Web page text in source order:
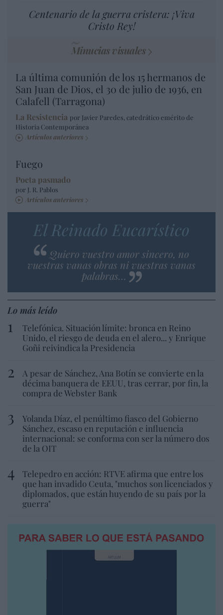
Centenario de la guerra cristera: ¡Viva
Cristo Rey!
Minucias visuales
La última comunión de los 15 hermanos de
San Juan de Dios, el 30 de julio de 1936, en
Calafell (Tarragona)
La Resistencia por Javier Paredes, catedrático emérito de
Historia Contemporánea
Artículos anteriores
Fuego
Poeta pasmado
por J. R. Pablos
Artículos anteriores
El Reinado Eucarístico
Quiero vuestro amor sincero, no
vuestras vanas obras ni vuestras vanas
palabras…
Lo más leído
Telefónica. Situación límite: bronca en Reino
Unido, el riesgo de deuda en el alero... y Enrique
Goñi reivindica la Presidencia
A pesar de Sánchez, Ana Botín se convierte en la
décima banquera de EEUU, tras cerrar, por fin, la
compra de Webster Bank
Yolanda Díaz, el penúltimo fiasco del Gobierno
Sánchez, escaso en reputación e influencia
internacional: se conforma con ser la número dos
de la OIT
Telepedro en acción: RTVE afirma que entre los
que han invadido Ceuta, "muchos son licenciados y
diplomados, que están huyendo de su país por la
guerra"